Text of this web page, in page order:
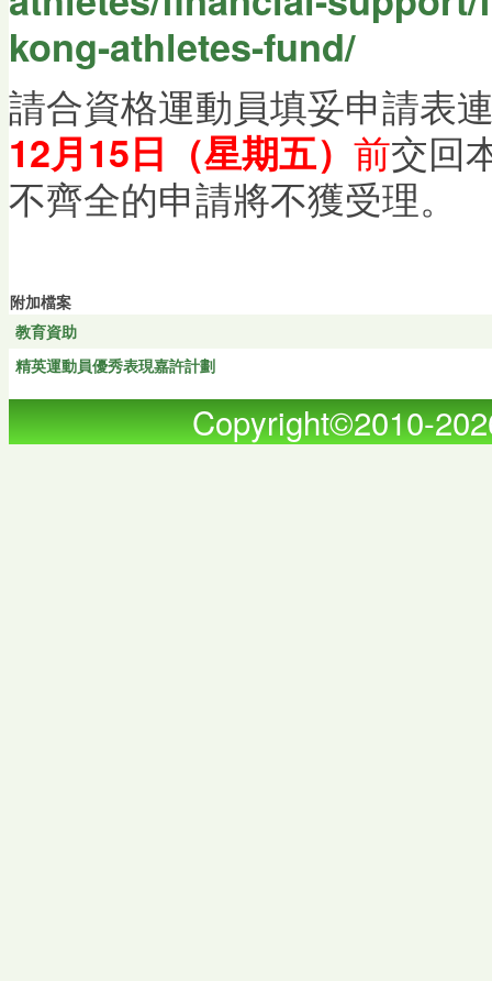
kong-athletes-fund/
請合資格運動員填妥申請表
12月15日（星期五） 前交回
不齊全的申請將不獲受理。
附加檔案
教育資助
精英運動員優秀表現嘉許計劃
Copyright©2010-